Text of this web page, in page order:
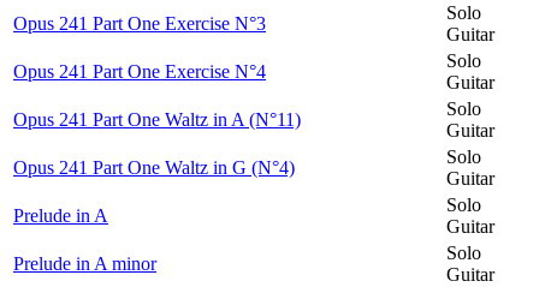
Opus 241 Part One Exercise N°3
Solo
Guitar
Opus 241 Part One Exercise N°4
Solo
Guitar
Opus 241 Part One Waltz in A (N°11)
Solo
Guitar
Opus 241 Part One Waltz in G (N°4)
Solo
Guitar
Prelude in A
Solo
Guitar
Prelude in A minor
Solo
Guitar